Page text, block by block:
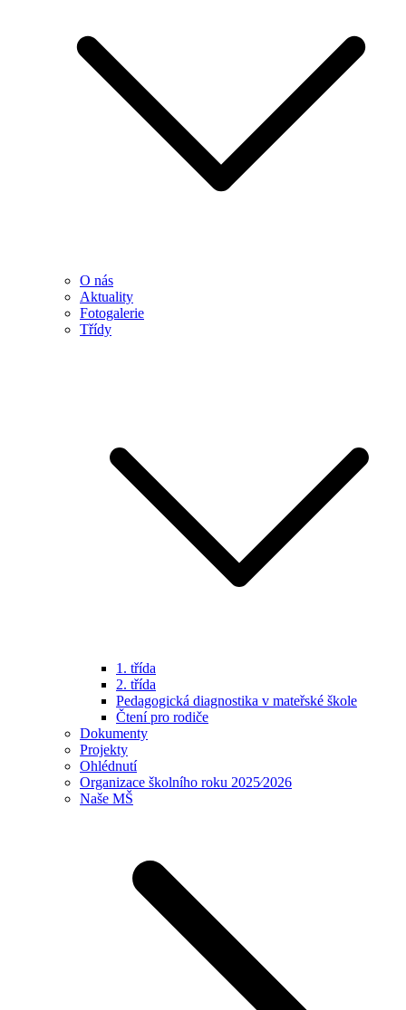
O nás
Aktuality
Fotogalerie
Třídy
1. třída
2. třída
Pedagogická diagnostika v mateřské škole
Čtení pro rodiče
Dokumenty
Projekty
Ohlédnutí
Organizace školního roku 2025⁄2026
Naše MŠ